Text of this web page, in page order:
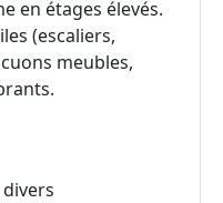
en étages élevés.
(escaliers,
meubles,